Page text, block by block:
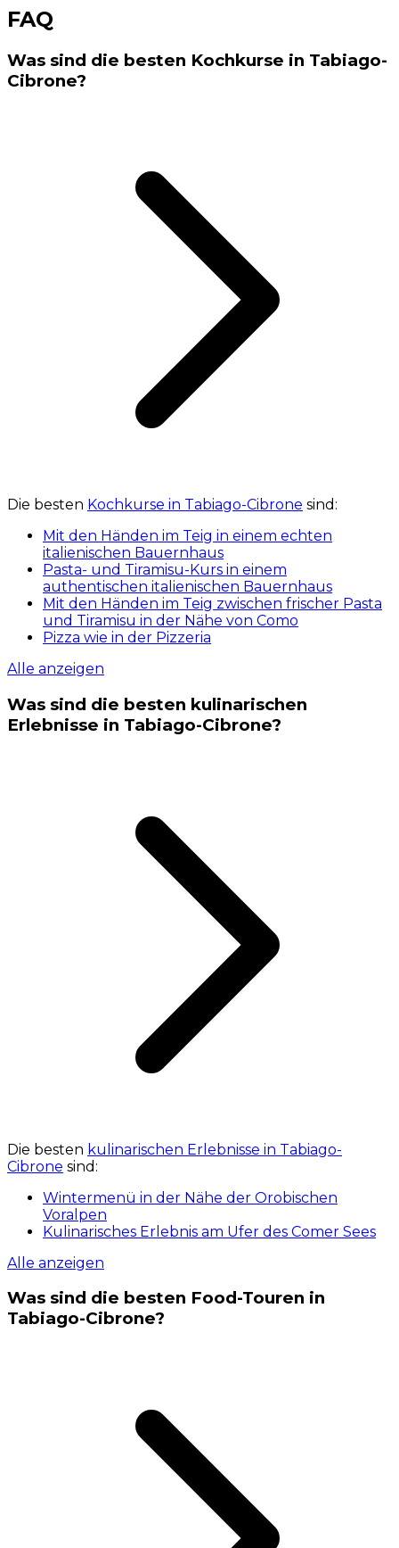
FAQ
Was sind die besten Kochkurse in Tabiago-
Cibrone?
Die besten Kochkurse in Tabiago-Cibrone sind:
Mit den Händen im Teig in einem echten
italienischen Bauernhaus
Pasta- und Tiramisu-Kurs in einem
authentischen italienischen Bauernhaus
Mit den Händen im Teig zwischen frischer Pasta
und Tiramisu in der Nähe von Como
Pizza wie in der Pizzeria
Alle anzeigen
Was sind die besten kulinarischen
Erlebnisse in Tabiago-Cibrone?
Die besten kulinarischen Erlebnisse in Tabiago-
Cibrone sind:
Wintermenü in der Nähe der Orobischen
Voralpen
Kulinarisches Erlebnis am Ufer des Comer Sees
Alle anzeigen
Was sind die besten Food-Touren in
Tabiago-Cibrone?